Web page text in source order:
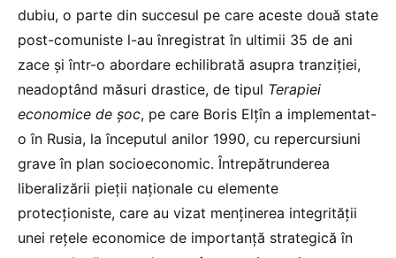
dubiu, o parte din succesul pe care aceste două state
post-comuniste l-au înregistrat în ultimii 35 de ani
zace și într-o abordare echilibrată asupra tranziției,
neadoptând măsuri drastice, de tipul Terapiei
economice de șoc, pe care Boris Elțîn a implementat-
o în Rusia, la începutul anilor 1990, cu repercursiuni
grave în plan socioeconomic. Întrepătrunderea
liberalizării pieții naționale cu elemente
protecționiste, care au vizat menținerea integrității
unei rețele economice de importanță strategică în